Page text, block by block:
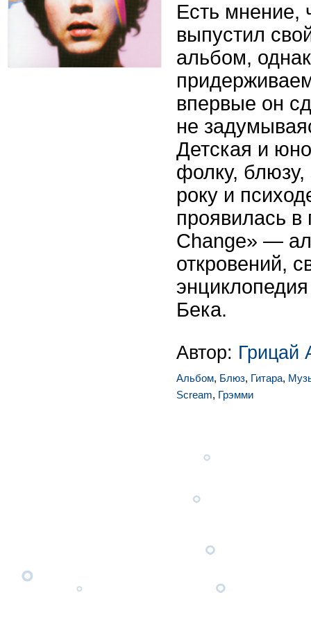
Есть мнение,
выпустил
альбом,
впервые он
не
Детская и
фолку,
року и
проявилась
Change» —
откровений,
Бека.
Автор: Грицай
Альбом, Блюз, Гитара,
Scream, Грэмми